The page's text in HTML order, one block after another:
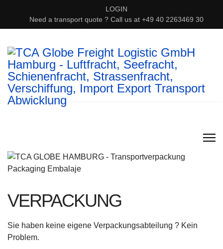
LOGIN
Need a transport quote ? Call us at +49 40 2263469 30
VERPACKUNG
Sie haben keine eigene Verpackungsabteilung ? Kein
Problem.